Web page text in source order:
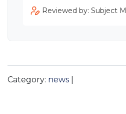
Reviewed by: Subject
Category: news